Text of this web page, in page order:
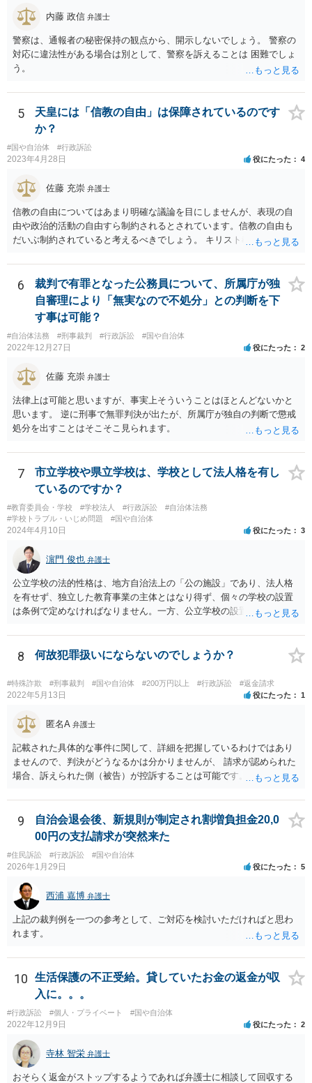
自然でしょう。 ただし、卒業証書自体は、通常記載されている内容
が、全課程を修了したという事実について記載されており、卒業式時
点では、そのこと自体は過去の事実として間違いないので、卒業証書
自体の無効かどうかという法的な効力を議論するものではないでしょ
う。 問題は、証書そのものではなく、在学中に何らかの問題を起こし
て学籍を剥奪されたかどうか、ということなので、厳密に言えば卒業
証書自体の議論とは直接関係しないと思います。
内藤 政信 弁護士
警察は、通報者の秘密保持の観点から、開示しないでしょう。 警察の
対応に違法性がある場合は別として、警察を訴えることは 困難でしょ
う。
5
天皇には「信教の自由」は保障されているのです
か？
#国や自治体 #行政訴訟
2023年4月28日 役にたった 4
佐藤 充崇 弁護士
信教の自由についてはあまり明確な議論を目にしませんが、表現の自
由や政治的活動の自由すら制約されるとされています。信教の自由も
だいぶ制約されていると考えるべきでしょう。 キリスト教の信仰につ
由に宮中の祭祀・儀礼に関する儀式を拒否したり、それら儀式の遂行
を批判する意見を公にすることが無制限に許されるとは思えません。
6
裁判で有罪となった公務員について、所属庁が独
自審理により「無実なので不処分」との判断を下
す事は可能？
#自治体法務 #刑事裁判 #行政訴訟 #国や自治体
2022年12月27日 役にたった 2
佐藤 充崇 弁護士
法律上は可能と思いますが、事実上そういうことはほとんどないかと
思います。 逆に刑事で無罪判決が出たが、所属庁が独自の判断で懲戒
処分を出すことはそこそこ見られます。
7
市立学校や県立学校は、学校として法人格を有し
ているのですか？
#教育委員会・学校 #学校法人 #行政訴訟
#自治体法務
#学校トラブル・いじめ問題
#国や自治体
2024年4月10日 役にたった 3
濵門 俊也 弁護士
公立学校の法的性格は、地方自治法上の「公の施設」であり、法人格
を有せず、独立した教育事業の主体とはなり得ず、個々の学校の設置
は条例で定めなければなりません。一方、公立学校の設置者である地
利義務の主体となる法人格を有し、教育事業の主体となっています。
ちなみに、公立学校は教育行政組織上の取扱いとしては「教育機関」
8 何故犯罪扱いにならないのでしょうか？
#特殊詐欺 #刑事裁判 #国や自治体 #200万円以上 #行政訴訟 #返金請求
2022年5月13日 役にたった 1
匿名A 弁護士
記載された具体的な事件に関して、詳細を把握しているわけではあり
ませんので、判決がどうなるかは分かりませんが、 請求が認められた
場合、訴えられた側（被告）が控訴することは可能です。 控訴が認め
はできます。 実際に被告に資産がないとなれば、判決で請求が認めら
れたとしても、回収はできません。
9
自治会退会後、新規則が制定され割増負担金20,0
00円の支払請求が突然来た
#住民訴訟 #行政訴訟 #国や自治体
2026年1月29日 役にたった 5
西浦 嘉博 弁護士
上記の裁判例を一つの参考として、ご対応を検討いただければと思わ
れます。
10
生活保護の不正受給。貸していたお金の返金が収
入に。。。
#行政訴訟 #個人・プライベート #国や自治体
2022年12月9日 役にたった 2
寺林 智栄 弁護士
おそらく返金がストップするようであれば弁護士に相談して回収する